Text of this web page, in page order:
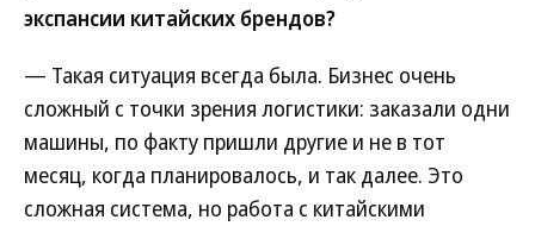
экспансии китайских брендов?
— Такая ситуация всегда была. Бизнес очень
сложный с точки зрения логистики: заказали одни
машины, по факту пришли другие и не в тот
месяц, когда планировалось, и так далее. Это
сложная система, но работа с китайскими